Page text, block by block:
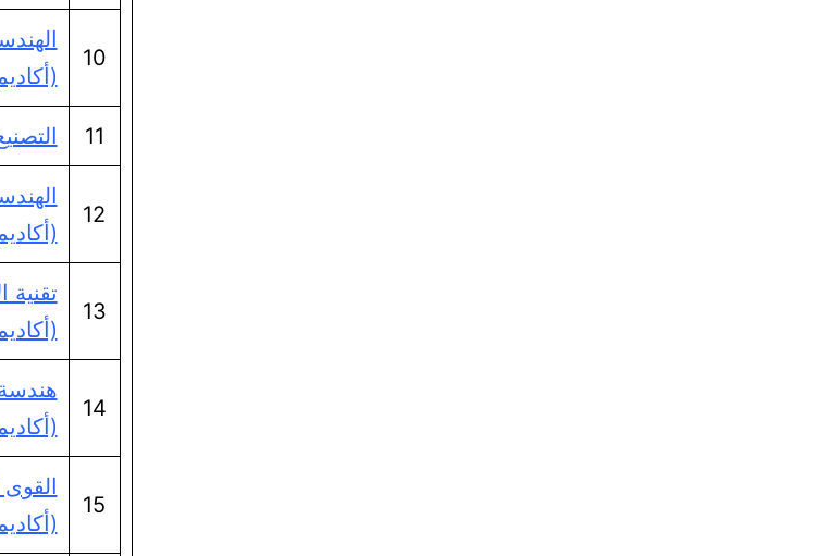
10
11
12
13
تقنية
14
15
القوى